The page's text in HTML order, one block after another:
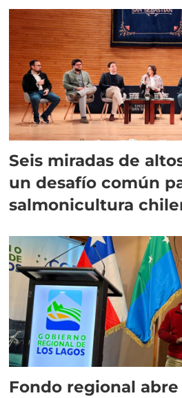
Seis miradas de
un desafío común
salmonicultura
Fondo regional